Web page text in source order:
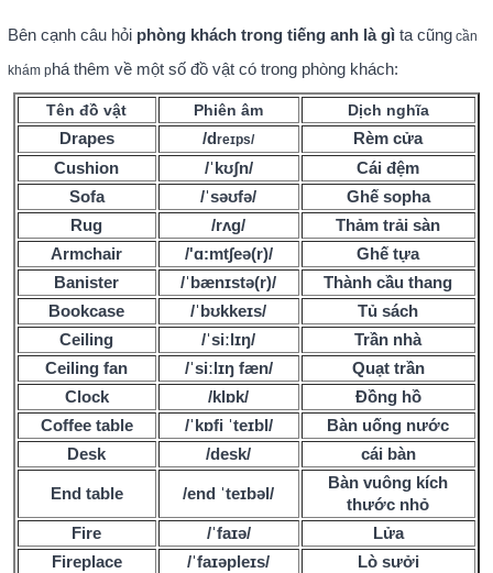
Bên cạnh câu hỏi phòng khách trong tiếng anh là gìta cũngcần
khám phá thêm về một số đồ vật có trong phòng khách:
Tên đồ vật Phiên âm Dịch nghĩa
Drapes /dreɪps/
Rèm cửa
Cushion
/ˈkʊʃn/
Cái đệm
Sofa
/ˈsəʊfə/
Ghế sopha
Rug
/rʌg/
Thảm trải sàn
Armchair
/'ɑ:mt∫eə(r)/
Ghế tựa
Banister
/ˈbænɪstə(r)/
Thành cầu thang
Bookcase
/ˈbʊkkeɪs/
Tủ sách
Ceiling
/ˈsiːlɪŋ/
Trần nhà
Ceiling fan
/ˈsiːlɪŋ fæn/
Quạt trần
Clock
/klɒk/
Đồng hồ
Coffee table
/ˈkɒfi ˈteɪbl/
Bàn uống nước
Desk
/desk/ cái bàn
End table /end ˈteɪbəl/
Bàn vuông kích
thước nhỏ
Fire
/ˈfaɪə/
Lửa
Fireplace
/ˈfaɪəpleɪs/
Lò sưởi